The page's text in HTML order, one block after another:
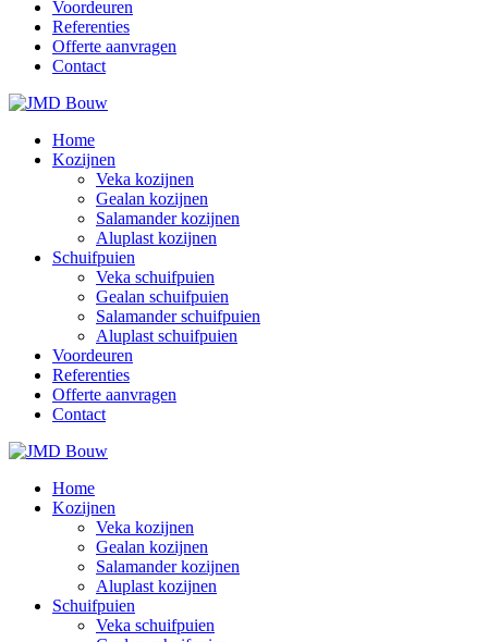
Voordeuren
Referenties
Offerte aanvragen
Contact
Home
Kozijnen
Veka kozijnen
Gealan kozijnen
Salamander kozijnen
Aluplast kozijnen
Schuifpuien
Veka schuifpuien
Gealan schuifpuien
Salamander schuifpuien
Aluplast schuifpuien
Voordeuren
Referenties
Offerte aanvragen
Contact
Home
Kozijnen
Veka kozijnen
Gealan kozijnen
Salamander kozijnen
Aluplast kozijnen
Schuifpuien
Veka schuifpuien